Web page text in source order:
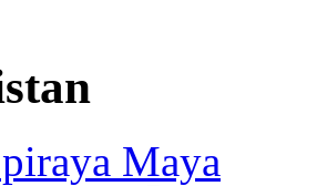
Maya